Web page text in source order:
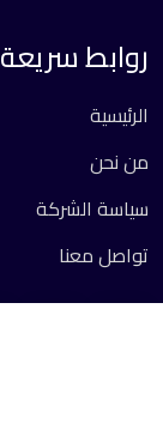
روابط سريعة
الرئيسية
من نحن
سياسة الشركة
تواصل معنا